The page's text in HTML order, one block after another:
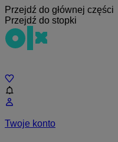
Przejdź do głównej części
Przejdź do stopki
Twoje konto